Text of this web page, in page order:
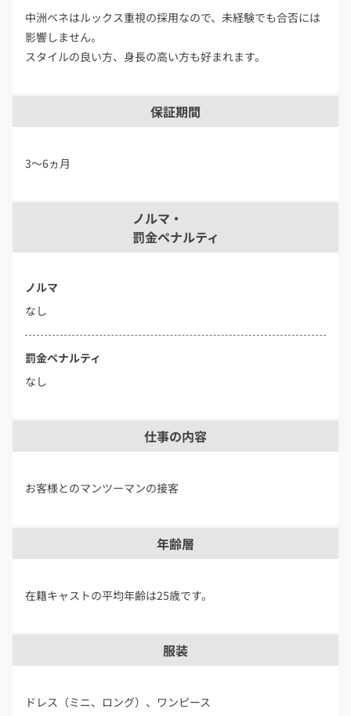
中洲ベネはルックス重視の採用なので、未経験でも合否には
影響しません。
スタイルの良い方、身長の高い方も好まれます。
保証期間
3～6ヵ月
ノルマ・
罰金ペナルティ
ノルマ
なし
罰金ペナルティ
なし
仕事の内容
お客様とのマンツーマンの接客
年齢層
在籍キャストの平均年齢は25歳です。
服装
ドレス（ミニ、ロング）、ワンピース